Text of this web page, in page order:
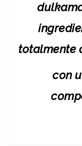
totalmente
con